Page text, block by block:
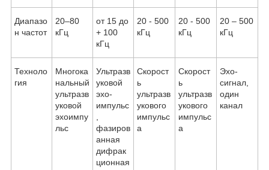
Диапазо
н частот
20–80
кГц
от 15 до
+ 100
кГц
20 - 500
кГц
20 - 500
кГц
20 – 500
кГц
Техноло
гия
Многока
нальный
ультразв
уковой
эхоимпу
льс
Ультразв
уковой
эхо-
импульс
фазиров
анная
дифрак
ционная
Скорост
ь
ультразв
укового
импульс
а
Скорост
ь
ультразв
укового
импульс
а
Эхо-
сигнал,
один
канал